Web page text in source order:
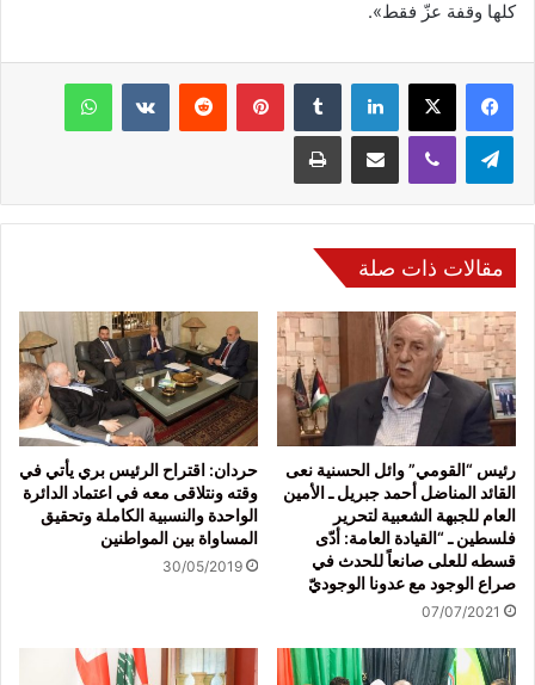
كلها وقفة عزّ فقط».
فيسبوك لينكدإن بينتيريست
مقالات ذات صلة
رئيس “القومي” وائل الحسنية نعى
القائد المناضل أحمد جبريل ـ الأمين
العام للجبهة الشعبية لتحرير
فلسطين ـ “القيادة العامة: أدّى
قسطه للعلى صانعاً للحدث في
صراع الوجود مع عدونا الوجوديّ
07/07/2021
حردان: اقتراح الرئيس بري يأتي في
وقته ونتلاقى معه في اعتماد الدائرة
الواحدة والنسبية الكاملة وتحقيق
المساواة بين المواطنين
30/05/2019